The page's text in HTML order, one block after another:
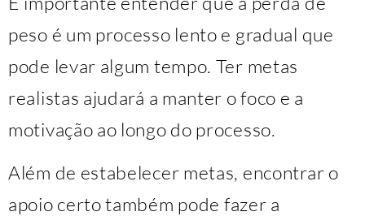
peso é um processo lento e gradual que
pode levar algum tempo. Ter metas
realistas ajudará a manter o foco e a
motivação ao longo do processo.
Além de estabelecer metas, encontrar o
apoio certo também pode fazer a